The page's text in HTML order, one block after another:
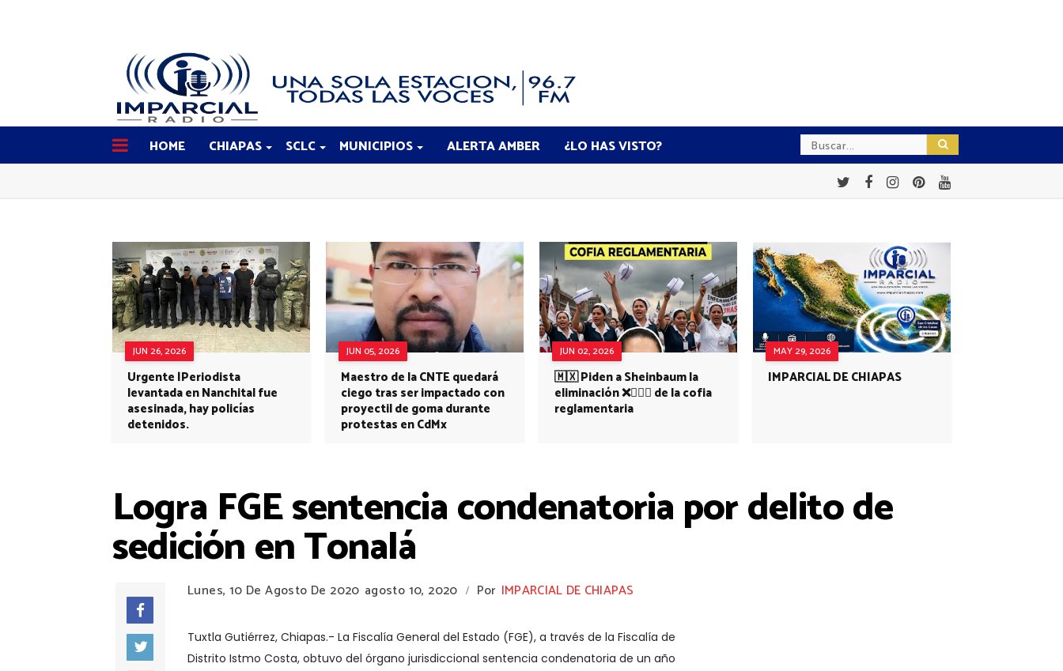
HOME CHIAPAS SCLC MUNICIPIOS ALERTA AMBER ¿LO HAS VISTO?
JUN 26, 2026
Urgente |Periodista
levantada en Nanchital fue
asesinada, hay policías
detenidos.
JUN 05, 2026
Maestro de la CNTE quedará
ciego tras ser impactado con
proyectil de goma durante
protestas en CdMx
JUN 02, 2026
🇲🇽 Piden a Sheinbaum la
eliminación ❌👩🏻‍⚕️ de la cofia
reglamentaria
MAY 29, 2026
IMPARCIAL DE CHIAPAS
Logra FGE sentencia condenatoria por delito de
sedición en Tonalá
Lunes, 10 De Agosto De 2020 agosto 10, 2020 / Por IMPARCIAL DE CHIAPAS
Tuxtla Gutiérrez, Chiapas.- La Fiscalía General del Estado (FGE), a través de la Fiscalía de
Distrito Istmo Costa, obtuvo del órgano jurisdiccional sentencia condenatoria de un año